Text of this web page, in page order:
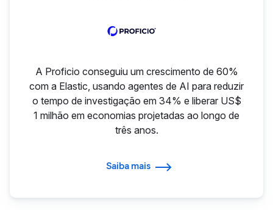
A Proficio conseguiu um crescimento de 60%
com a Elastic, usando agentes de AI para reduzir
o tempo de investigação em 34% e liberar US$
1 milhão em economias projetadas ao longo de
três anos.
Saiba mais